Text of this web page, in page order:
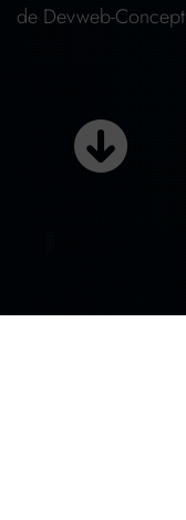
de Devweb-Concept